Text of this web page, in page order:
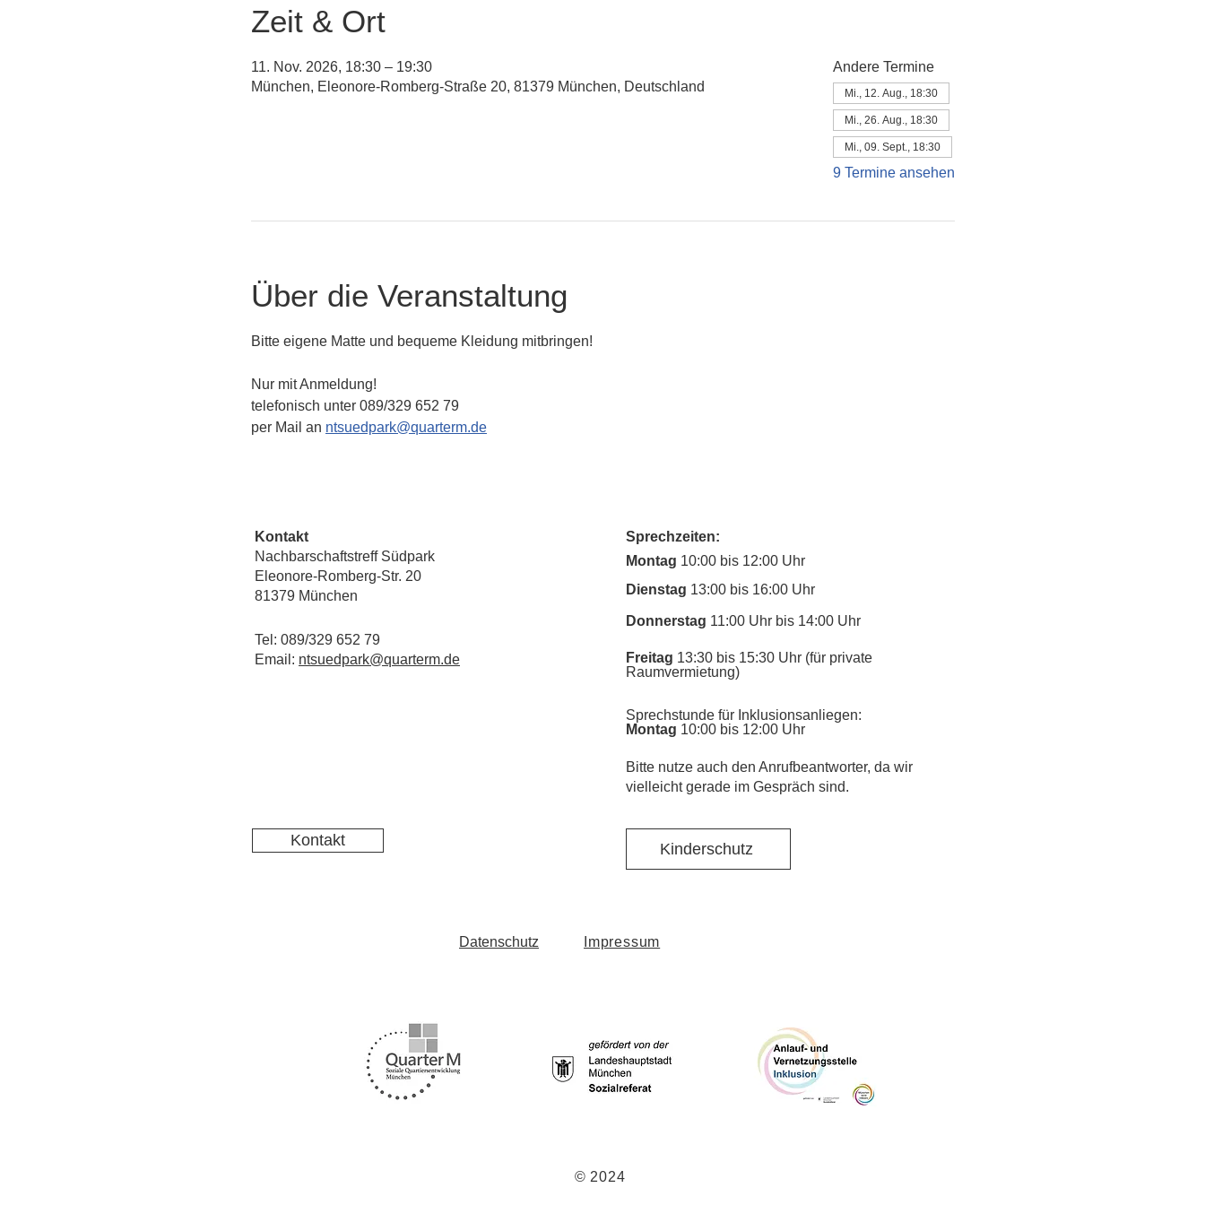
Zeit & Ort
11. Nov. 2026, 18:30 – 19:30
München, Eleonore-Romberg-Straße 20, 81379 München, Deutschland
Andere Termine
Mi., 12. Aug., 18:30
Mi., 26. Aug., 18:30
Mi., 09. Sept., 18:30
9 Termine ansehen
Über die Veranstaltung
Bitte eigene Matte und bequeme Kleidung mitbringen!
Nur mit Anmeldung!
telefonisch unter 089/329 652 79
per Mail an ntsuedpark@quarterm.de
Kontakt
Nachbarschaftstreff Südpark
Eleonore-Romberg-Str. 20
81379 München
Tel: 089/329 652 79
Email: ntsuedpark@quarterm.de
Kontakt
Sprechzeiten:
Montag 10:00 bis 12:00 Uhr
Dienstag 13:00 bis 16:00 Uhr
Donnerstag 11:00 Uhr bis 14:00 Uhr
Freitag 13:30 bis 15:30 Uhr (für private
Raumvermietung)
Sprechstunde für Inklusionsanliegen:
Montag 10:00 bis 12:00 Uhr
​Bitte nutze auch den Anrufbeantworter, da wir
vielleicht gerade im Gespräch sind.
Kinderschutz
Datenschutz Impressum
© 2024